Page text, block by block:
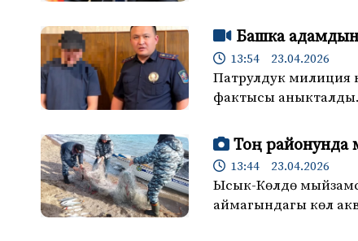
Башка
13:54 23.04.2026
Патрулдук милиция
фактысы аныкталды.
Тоң районунда
13:44 23.04.2026
Ысык-Көлдө
аймагындагы көл